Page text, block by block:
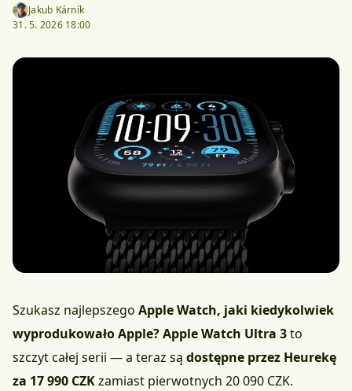
Jakub Kárník
31. 5. 2026 18:00
Szukasz najlepszego Apple Watch, jaki kiedykolwiek
wyprodukowało Apple?Apple Watch Ultra 3to
szczyt całej serii — a teraz są dostępne przez Heurekę
za 17 990 CZKzamiast pierwotnych 20 090 CZK.